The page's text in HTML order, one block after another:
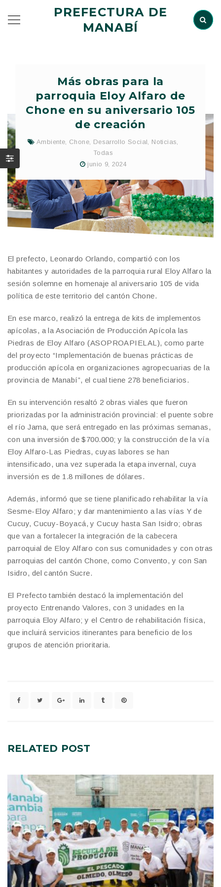
PREFECTURA DE
MANABÍ
Más obras para la
parroquia Eloy Alfaro de
Chone en su aniversario 105
de creación
Ambiente, Chone, Desarrollo Social, Noticias,
Todas
junio 9, 2024
El prefecto, Leonardo Orlando, compartió con los
habitantes y autoridades de la parroquia rural Eloy Alfaro la
sesión solemne en homenaje al aniversario 105 de vida
política de este territorio del cantón Chone.
En ese marco, realizó la entrega de kits de implementos
apícolas, a la Asociación de Producción Apícola las
Piedras de Eloy Alfaro (ASOPROAPIELAL), como parte
del proyecto “Implementación de buenas prácticas de
producción apícola en organizaciones agropecuarias de la
provincia de Manabí”, el cual tiene 278 beneficiarios.
En su intervención resaltó 2 obras viales que fueron
priorizadas por la administración provincial: el puente sobre
el río Jama, que será entregado en las próximas semanas,
con una inversión de $700.000; y la construcción de la vía
Eloy Alfaro-Las Piedras, cuyas labores se han
intensificado, una vez superada la etapa invernal, cuya
inversión es de 1.8 millones de dólares.
Además, informó que se tiene planificado rehabilitar la vía
Sesme-Eloy Alfaro; y dar mantenimiento a las vías Y de
Cucuy, Cucuy-Boyacá, y Cucuy hasta San Isidro; obras
que van a fortalecer la integración de la cabecera
parroquial de Eloy Alfaro con sus comunidades y con otras
parroquias del cantón Chone, como Convento, y con San
Isidro, del cantón Sucre.
El Prefecto también destacó la implementación del
proyecto Entrenando Valores, con 3 unidades en la
parroquia Eloy Alfaro; y el Centro de rehabilitación física,
que incluirá servicios itinerantes para beneficio de los
grupos de atención prioritaria.
RELATED POST